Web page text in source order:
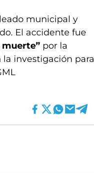
municipal y
El accidente fue
muerte” por la
investigación para